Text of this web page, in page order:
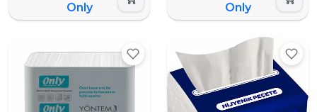
Only Only